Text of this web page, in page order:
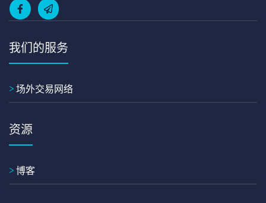
我们的服务
> 场外交易网络
资源
> 博客